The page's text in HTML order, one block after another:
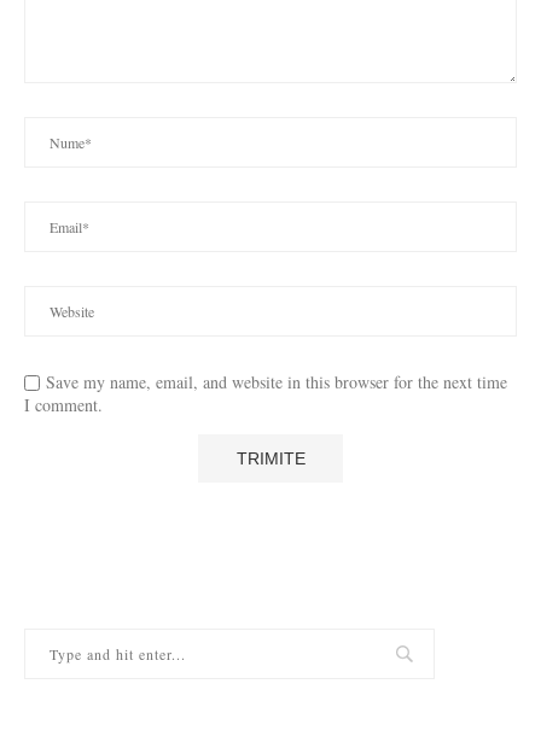
Save my name, email, and website in this browser for the next time
I comment.